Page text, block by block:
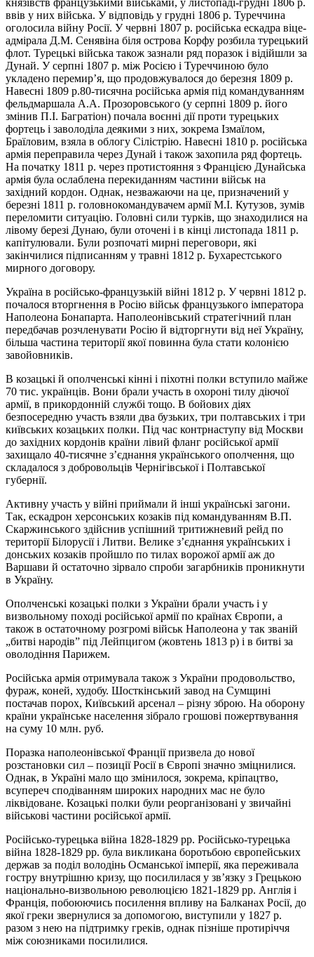
ввів у них війська. У відповідь у грудні 1806 р. Туреччина
оголосила війну Росії. У червні 1807 р. російська ескадра віце-
адмірала Д.М. Сенявіна біля острова Корфу розбила турецький
флот. Турецькі війська також зазнали ряд поразок і відійшли за
Дунай. У серпні 1807 р. між Росією і Туреччиною було
укладено перемир’я, що продовжувалося до березня 1809 р.
Навесні 1809 р.80-тисячна російська армія під командуванням
фельдмаршала А.А. Прозоровського (у серпні 1809 р. його
змінив П.І. Багратіон) почала воєнні дії проти турецьких
фортець і заволоділа деякими з них, зокрема Ізмаїлом,
Браїловим, взяла в облогу Сілістрію. Навесні 1810 р. російська
армія переправила через Дунай і також захопила ряд фортець.
На початку 1811 р. через протистояння з Францією Дунайська
армія була ослаблена перекиданням частини військ на
західний кордон. Однак, незважаючи на це, призначений у
березні 1811 р. головнокомандувачем армії М.І. Кутузов, зумів
переломити ситуацію. Головні сили турків, що знаходилися на
лівому березі Дунаю, були оточені і в кінці листопада 1811 р.
капітулювали. Були розпочаті мирні переговори, які
закінчилися підписанням у травні 1812 р. Бухарестського
мирного договору.
Україна в російсько-французькій війні 1812 р. У червні 1812 р.
почалося вторгнення в Росію військ французького імператора
Наполеона Бонапарта. Наполеонівський стратегічний план
передбачав розчленувати Росію й відторгнути від неї Україну,
більша частина території якої повинна була стати колонією
завойовників.
В козацькі й ополченські кінні і піхотні полки вступило майже
70 тис. українців. Вони брали участь в охороні тилу діючої
армії, в прикордонній службі тощо. В бойових діях
безпосередню участь взяли два бузьких, три полтавських і три
київських козацьких полки. Під час контрнаступу від Москви
до західних кордонів країни лівий фланг російської армії
захищало 40-тисячне з’єднання українського ополчення, що
складалося з добровольців Чернігівської і Полтавської
губернії.
Активну участь у війні приймали й інші українські загони.
Так, ескадрон херсонських козаків під командуванням В.П.
Скаржинського здійснив успішний тритижневий рейд по
території Білорусії і Литви. Велике з’єднання українських і
донських козаків пройшло по тилах ворожої армії аж до
Варшави й остаточно зірвало спроби загарбників проникнути
в Україну.
Ополченські козацькі полки з України брали участь і у
визвольному поході російської армії по країнах Європи, а
також в остаточному розгромі військ Наполеона у так званій
„битві народів” під Лейпцигом (жовтень 1813 р) і в битві за
оволодіння Парижем.
Російська армія отримувала також з України продовольство,
фураж, коней, худобу. Шосткінський завод на Сумщині
постачав порох, Київський арсенал – різну зброю. На оборону
країни українське населення зібрало грошові пожертвування
на суму 10 млн. руб.
Поразка наполеонівської Франції призвела до нової
розстановки сил – позиції Росії в Європі значно зміцнилися.
Однак, в Україні мало що змінилося, зокрема, кріпацтво,
всупереч сподіванням широких народних мас не було
ліквідоване. Козацькі полки були реорганізовані у звичайні
військові частини російської армії.
Російсько-турецька війна 1828-1829 рр. Російсько-турецька
війна 1828-1829 рр. була викликана боротьбою європейських
держав за поділ володінь Османської імперії, яка переживала
гостру внутрішню кризу, що посилилася у зв’язку з Грецькою
національно-визвольною революцією 1821-1829 рр. Англія і
Франція, побоюючись посилення впливу на Балканах Росії, до
якої греки звернулися за допомогою, виступили у 1827 р.
разом з нею на підтримку греків, однак пізніше протиріччя
між союзниками посилилися.